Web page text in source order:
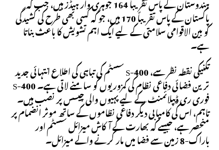
پاکستان کے پاس تقریباً 170 ہیں، جو کہ کسی بھی طرح کی کشیدگی
کو بین الاقوامی سلامتی کے لیے ایک اہم تشویش کا باعث بناتا
ہے۔
تکنیکی نقطہ نظر سے، S-400 سسٹم کی تباہی کی اطلاع انتہائی جدید
ترین فضائی دفاعی نظام کی کمزوریوں کو سامنے لاتی ہے۔ S-400
فوری ری ڈیپلائمنٹ کے لیے پہیوں والی چیسس پر نصب ہیں۔
تاہم، اس کی کامیابی دیگر دفاعی نظاموں کے ساتھ موثر انضمام پر
منحصر ہے، جیسے کہ بھارت کے آکاش میزائل سسٹم اور
باراک-8 زمین سے فضا میں مار کرنے والے میزائل۔